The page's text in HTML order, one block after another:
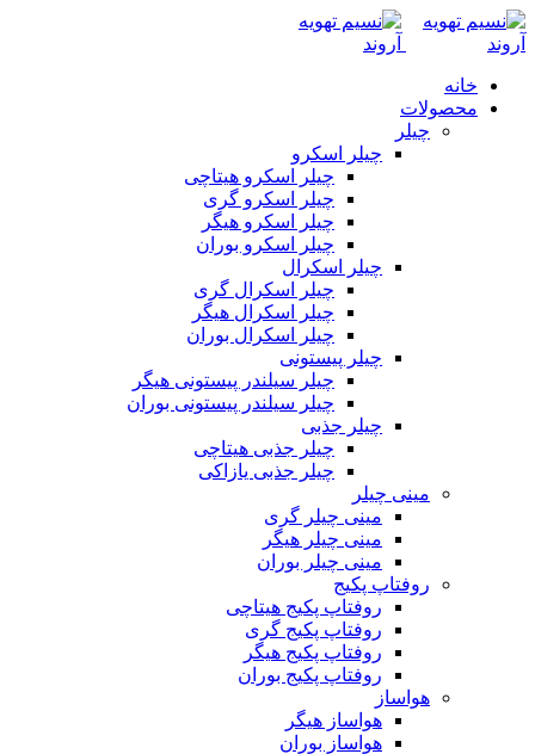
خانه
محصولات
چیلر
چیلر اسکرو
چیلر اسکرو هیتاچی
چیلر اسکرو گری
چیلر اسکرو هیگر
چیلر اسکرو بوران
چیلر اسکرال
چیلر اسکرال گری
چیلر اسکرال هیگر
چیلر اسکرال بوران
چیلر پیستونی
چیلر سیلندر پیستونی هیگر
چیلر سیلندر پیستونی بوران
چیلر جذبی
چیلر جذبی هیتاچی
چیلر جذبی یازاکی
مینی چیلر
مینی چیلر گری
مینی چیلر هیگر
مینی چیلر بوران
روفتاپ پکیج
روفتاپ پکیج هیتاچی
روفتاپ پکیج گری
روفتاپ پکیج هیگر
روفتاپ پکیج بوران
هواساز
هواساز هیگر
هواساز بوران